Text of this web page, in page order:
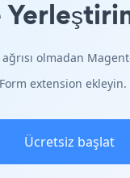
olmadan
extension ekleyin.
Ücretsiz başlat